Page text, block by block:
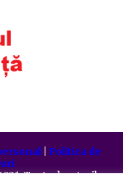
| Politica de
Toate drepturile